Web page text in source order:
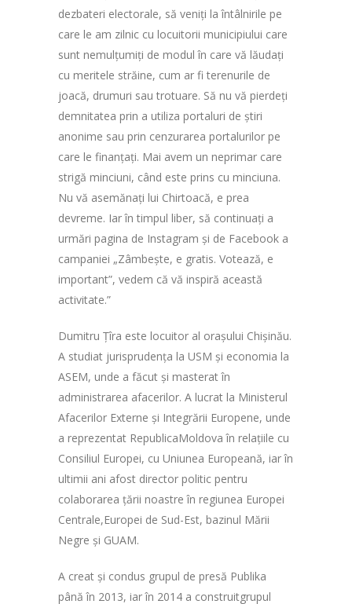
dezbateri electorale, să veniți la întâlnirile pe
care le am zilnic cu locuitorii municipiului care
sunt nemulțumiți de modul în care vă lăudați
cu meritele străine, cum ar fi terenurile de
joacă, drumuri sau trotuare. Să nu vă pierdeți
demnitatea prin a utiliza portaluri de știri
anonime sau prin cenzurarea portalurilor pe
care le finanțați. Mai avem un neprimar care
strigă minciuni, când este prins cu minciuna.
Nu vă asemănați lui Chirtoacă, e prea
devreme. Iar în timpul liber, să continuați a
urmări pagina de Instagram și de Facebook a
campaniei „Zâmbește, e gratis. Votează, e
important”, vedem că vă inspiră această
activitate.”
Dumitru Țîra este locuitor al orașului Chișinău.
A studiat jurisprudența la USM și economia la
ASEM, unde a făcut și masterat în
administrarea afacerilor. A lucrat la Ministerul
Afacerilor Externe și Integrării Europene, unde
a reprezentat RepublicaMoldova în relațiile cu
Consiliul Europei, cu Uniunea Europeană, iar în
ultimii ani afost director politic pentru
colaborarea țării noastre în regiunea Europei
Centrale,Europei de Sud-Est, bazinul Mării
Negre și GUAM.
A creat și condus grupul de presă Publika
până în 2013, iar în 2014 a construitgrupul